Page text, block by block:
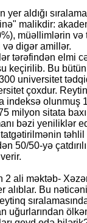
aldığı
malikdir:
müəllimlərin
digər amillər.
tərəfindən elmi
keçirilib. Bu
universitet
çoxdur.
indeksə olunmuş
milyon sitata
bəzi yeniliklər
50/50-yə
ali məktəb-
alıblar. Bu
uğurlarından